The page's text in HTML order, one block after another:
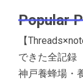
Popular
【
できた全記録
神戸養蜂場・